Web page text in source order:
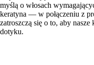
myślą o włosach
keratyna — w połączeniu z
zatroszczą się o to, aby
dotyku.